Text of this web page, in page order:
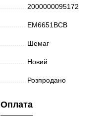
2000000095172
EM6651BCB
Шемаг
Новий
Розпродано
Оплата